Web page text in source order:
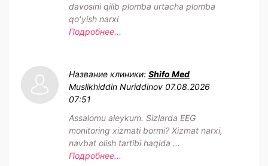
davosini qilib plomba urtacha plomba
qoʻyish narxi
Подробнее...
Название клиники: Shifo Med
Muslikhiddin Nuriddinov 07.08.2026
07:51
Assalomu aleykum. Sizlarda EEG
monitoring xizmati bormi? Xizmat narxi,
navbat olish tartibi haqida ...
Подробнее...